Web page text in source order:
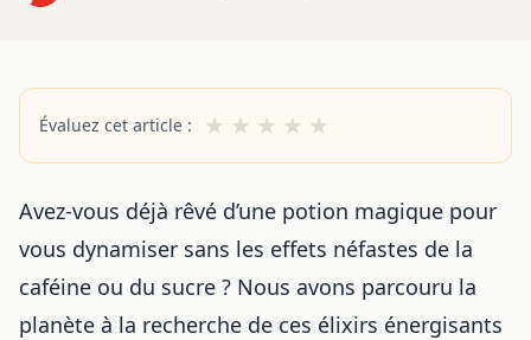
Évaluez cet article : ★ ★ ★ ★ ★
Avez-vous déjà rêvé d’une potion magique pour
vous dynamiser sans les effets néfastes de la
caféine ou du sucre ? Nous avons parcouru la
planète à la recherche de ces élixirs énergisants